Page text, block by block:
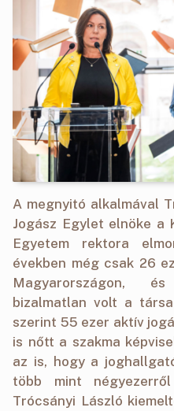
A megnyitó alkalmával
Jogász Egylet elnöke a
Egyetem rektora
években még csak 26
Magyarországon,
bizalmatlan volt a
szerint 55 ezer aktív
is nőtt a szakma
az is, hogy a
több mint
Trócsányi László